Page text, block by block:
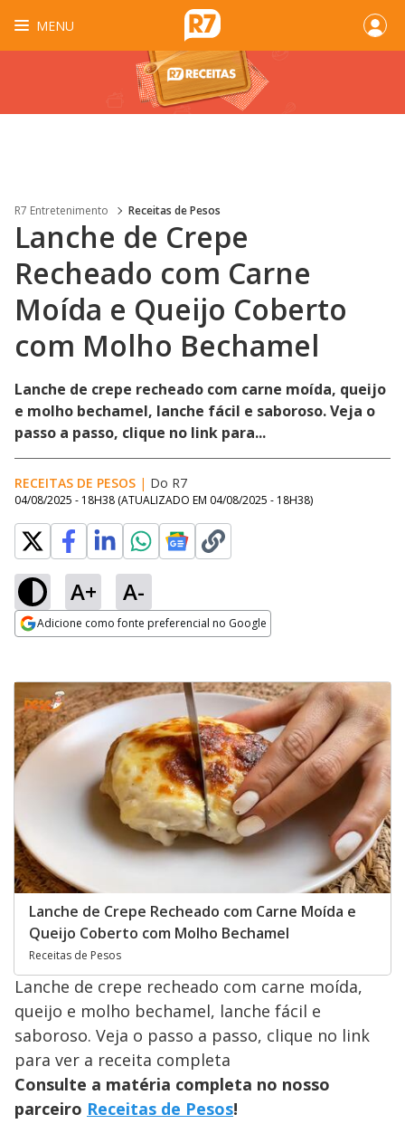
MENU
R7 Entretenimento Receitas de Pesos
Lanche de Crepe
Recheado com Carne
Moída e Queijo Coberto
com Molho Bechamel
Lanche de crepe recheado com carne moída, queijo
e molho bechamel, lanche fácil e saboroso. Veja o
passo a passo, clique no link para...
RECEITAS DE PESOS | Do R7
04/08/2025 - 18H38 (ATUALIZADO EM 04/08/2025 - 18H38)
A+ A-
Adicione como fonte preferencial no Google
Lanche de Crepe Recheado com Carne Moída e
Queijo Coberto com Molho Bechamel
Receitas de Pesos
Lanche de crepe recheado com carne moída,
queijo e molho bechamel, lanche fácil e
saboroso. Veja o passo a passo, clique no link
para ver a receita completa
Consulte a matéria completa no nosso
parceiro Receitas de Pesos!